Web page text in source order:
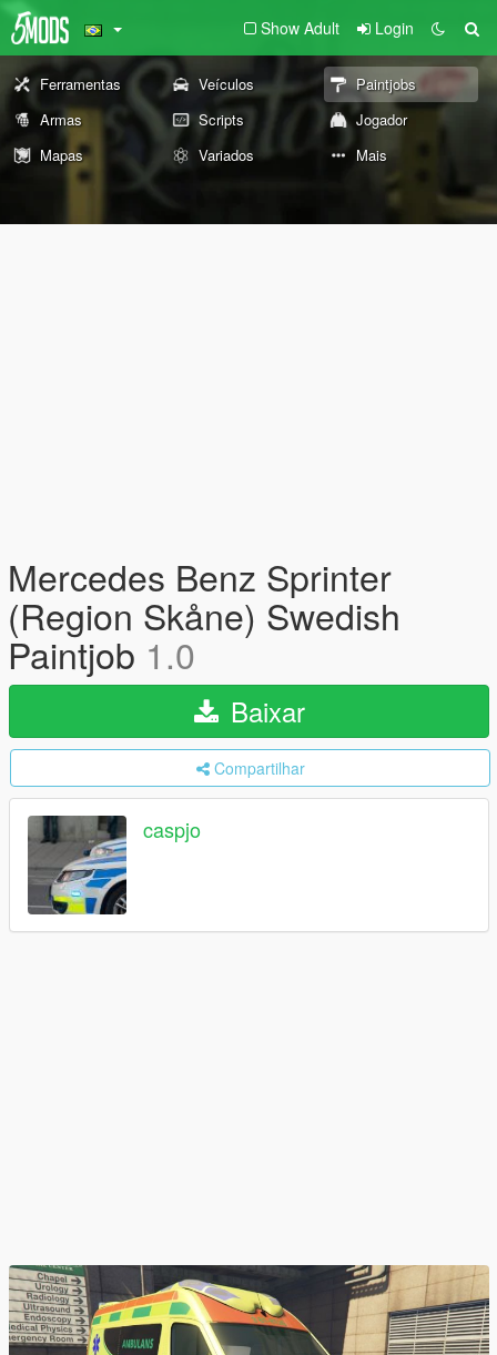
Show Adult Login
Ferramentas Veículos
Paintjobs
Armas
Scripts
Jogador
Mapas
Variados Mais
Mercedes Benz Sprinter
(Region Skåne) Swedish
Paintjob 1.0
Baixar
Compartilhar
caspjo